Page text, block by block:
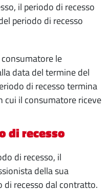
il periodo di recesso
periodo di recesso
le
data del termine del
di recesso termina
cui il consumatore riceve
di recesso
di recesso, il
della sua
di recesso dal contratto.